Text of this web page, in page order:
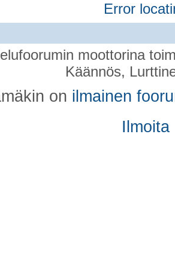
Error
moottorina
Käännös,
on ilmainen